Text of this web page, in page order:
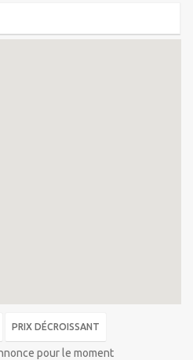
PRIX DÉCROISSANT
pour le moment